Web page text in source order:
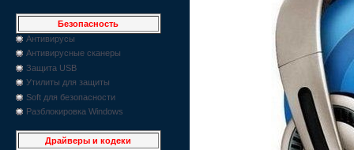
Безопасность
Антивирусы
Антивирусные сканеры
Защита USB
Утилиты для защиты
Soft для безопасности
Разблокировка Windows
Драйверы и кодеки